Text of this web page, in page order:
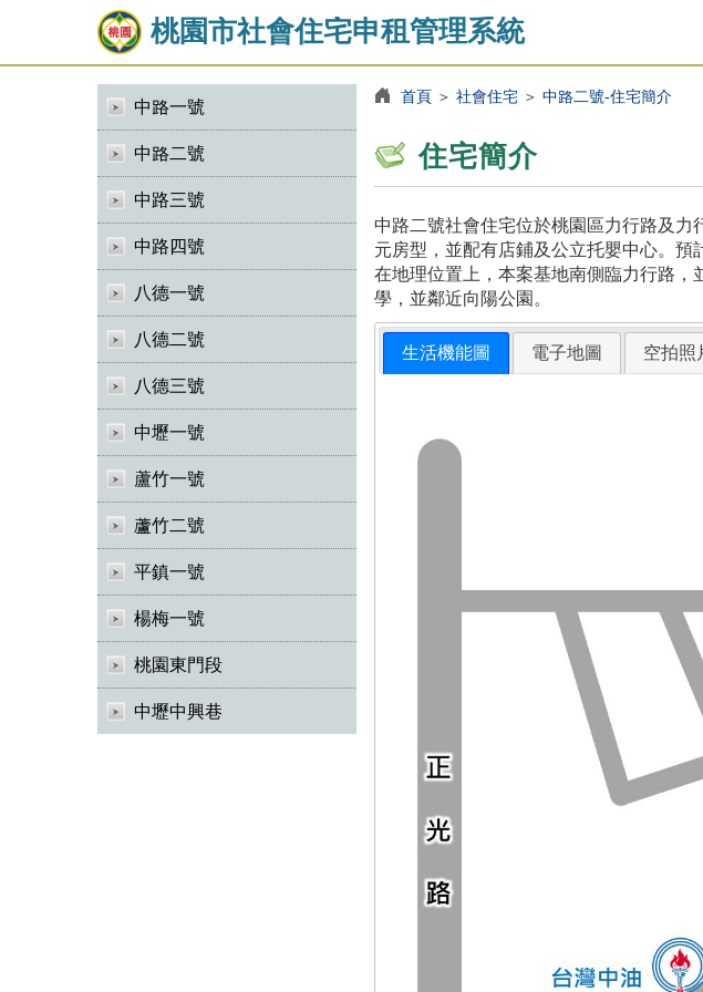
桃園市社會住宅申租管理系統
中路一號
中路二號
中路三號
中路四號
八德一號
八德二號
八德三號
中壢一號
蘆竹一號
蘆竹二號
平鎮一號
楊梅一號
桃園東門段
中壢中興巷
首頁＞ 社會住宅＞ 中路二號-住宅簡介
住宅簡介
中路二號社會住宅位於桃園區力行路及
元房型，並配有店鋪及公立托嬰中心。預
在地理位置上，本案基地南側臨力行路
學，並鄰近向陽公園。
生活機能圖 電子地圖 空拍照